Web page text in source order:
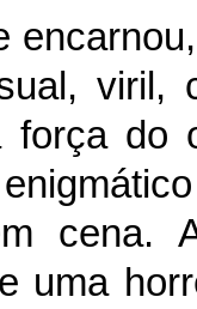
viril,
força do
uma